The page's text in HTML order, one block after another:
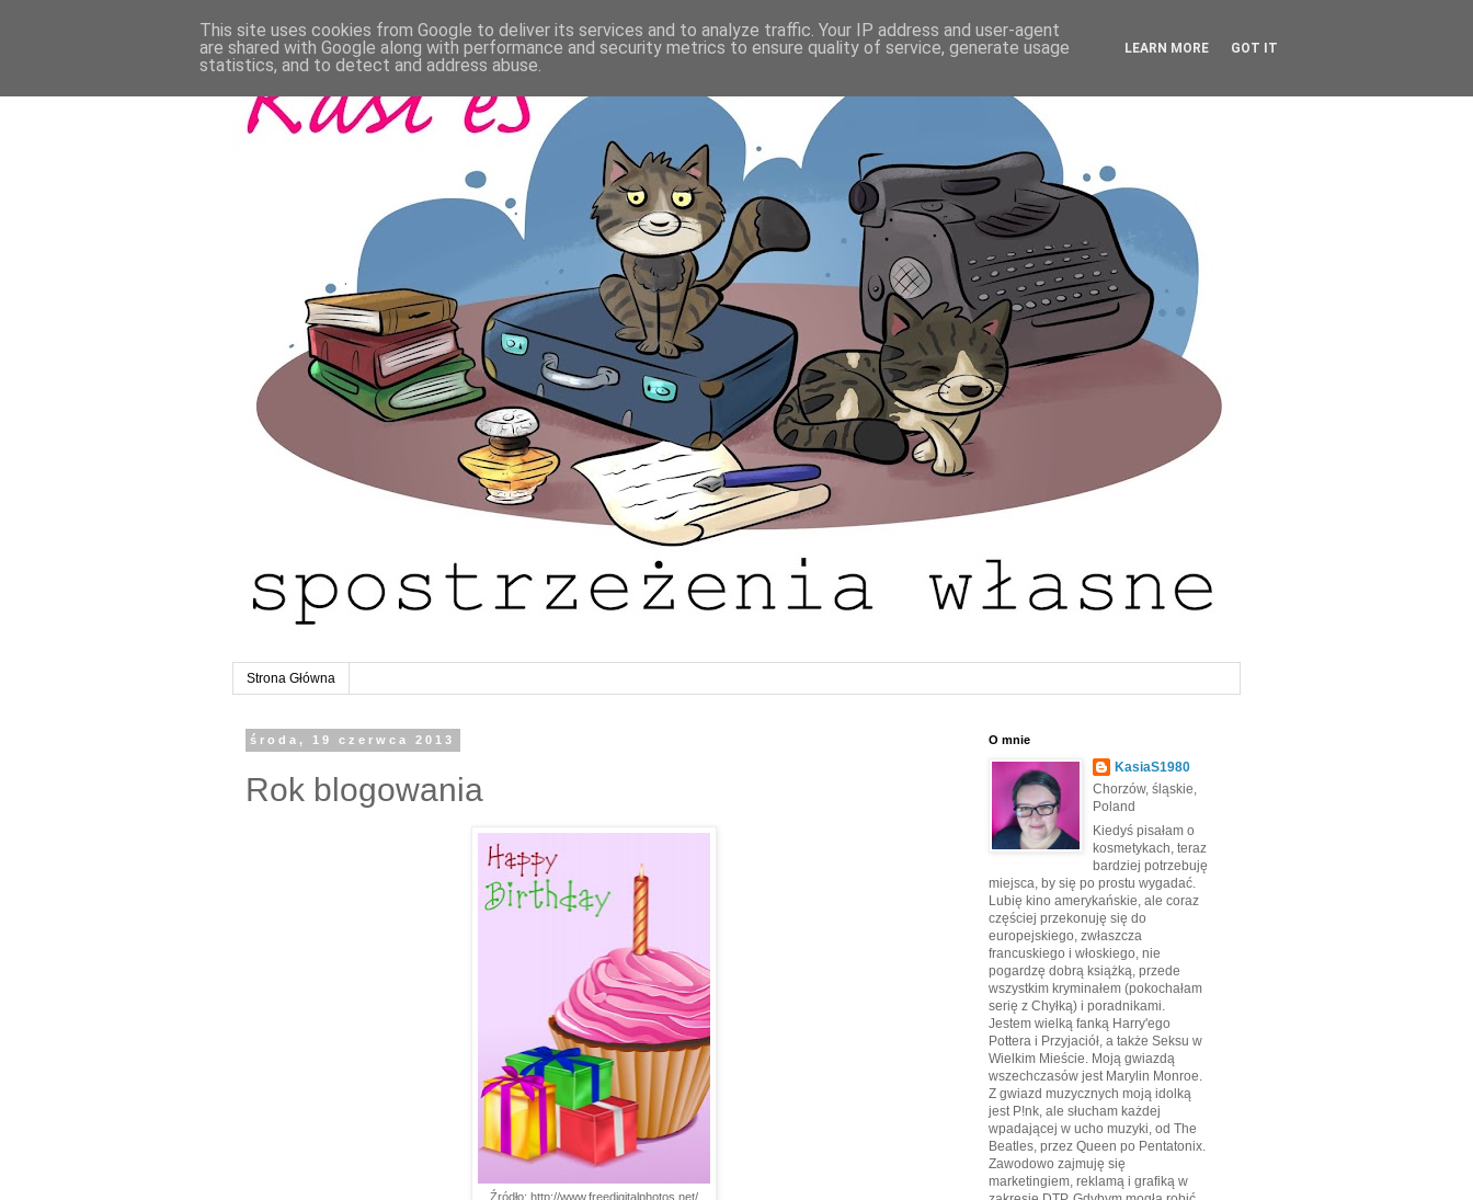
Strona Główna
środa, 19 czerwca 2013
Rok blogowania
Źródło: http://www.freedigitalphotos.net/
O mnie
KasiaS1980
Chorzów, śląskie,
Poland
Kiedyś pisałam o
kosmetykach, teraz
bardziej potrzebuję
miejsca, by się po prostu wygadać.
Lubię kino amerykańskie, ale coraz
częściej przekonuję się do
europejskiego, zwłaszcza
francuskiego i włoskiego, nie
pogardzę dobrą książką, przede
wszystkim kryminałem (pokochałam
serię z Chyłką) i poradnikami.
Jestem wielką fanką Harry'ego
Pottera i Przyjaciół, a także Seksu w
Wielkim Mieście. Moją gwiazdą
wszechczasów jest Marylin Monroe.
Z gwiazd muzycznych moją idolką
jest P!nk, ale słucham każdej
wpadającej w ucho muzyki, od The
Beatles, przez Queen po Pentatonix.
Zawodowo zajmuję się
marketingiem, reklamą i grafiką w
This site uses cookies from Google to deliver its services and to analyze traffic. Your IP address and user-agent
are shared with Google along with performance and security metrics to ensure quality of service, generate usage
statistics, and to detect and address abuse.
LEARN MORE GOT IT